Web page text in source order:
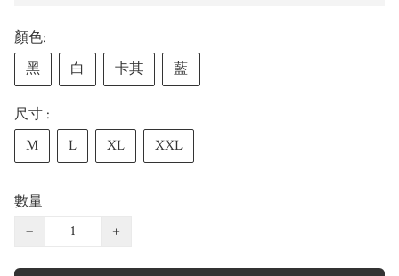
顏色:
黑
白 卡其 藍
尺寸 :
M
L XL XXL
數量
−
+